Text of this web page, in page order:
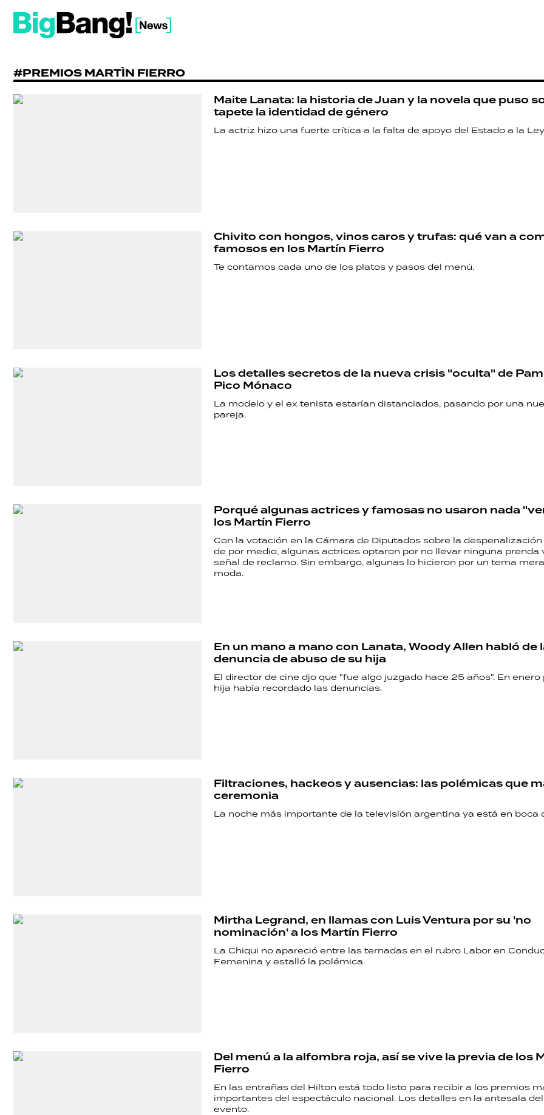
#PREMIOS MARTÌN FIERRO
Maite Lanata: la historia de Juan y la novela que puso
tapete la identidad de género
La actriz hizo una fuerte crítica a la falta de apoyo del Estado a la Ley
Chivito con hongos, vinos caros y trufas: qué van a
famosos en los Martín Fierro
Te contamos cada uno de los platos y pasos del menú.
Los detalles secretos de la nueva crisis "oculta" de
Pico Mónaco
La modelo y el ex tenista estarían distanciados, pasando por una
pareja.
Porqué algunas actrices y famosas no usaron nada
los Martín Fierro
Con la votación en la Cámara de Diputados sobre la
de por medio, algunas actrices optaron por no llevar ninguna prenda
señal de reclamo. Sin embargo, algunas lo hicieron por un tema
moda.
En un mano a mano con Lanata, Woody Allen habló de
denuncia de abuso de su hija
El director de cine djo que "fue algo juzgado hace 25 años". En enero
hija había recordado las denuncias.
Filtraciones, hackeos y ausencias: las polémicas que
ceremonia
La noche más importante de la televisión argentina ya está en boca
Mirtha Legrand, en llamas con Luis Ventura por su 'no
nominación' a los Martín Fierro
La Chiqui no apareció entre las ternadas en el rubro Labor en
Femenina y estalló la polémica.
Del menú a la alfombra roja, así se vive la previa de los
Fierro
En las entrañas del Hilton está todo listo para recibir a los premios
importantes del espectáculo nacional. Los detalles en la antesala
evento.
POLICIALES
HERMANO
TECNOLOGÍA
Seguinos